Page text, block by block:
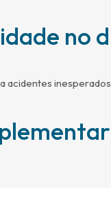
no
acidentes